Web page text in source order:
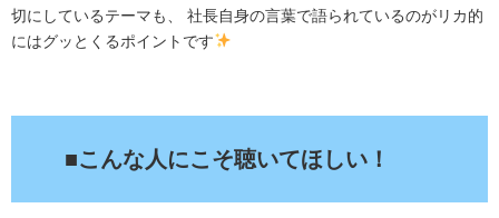
切にしているテーマも、 社長自身の言葉で語られているのがリカ的
にはグッとくるポイントです
■こんな人にこそ聴いてほしい！